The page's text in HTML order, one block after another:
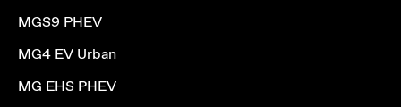
MGS9 PHEV
MG4 EV Urban
MG EHS PHEV